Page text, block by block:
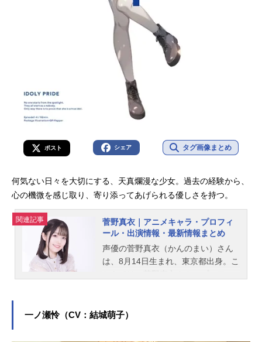
ポスト シェア タグ画像まとめ
何気ない日々を大切にする、天真爛漫な少女。過去の経験から、
心の機微を感じ取り、寄り添ってあげられる優しさを持つ。
関連記事
菅野真衣｜アニメキャラ・プロフィ
ール・出演情報・最新情報まとめ
声優の菅野真衣（かんのまい）さん
は、8月14日生まれ、東京都出身。こ
一ノ瀬怜（CV：結城萌子）